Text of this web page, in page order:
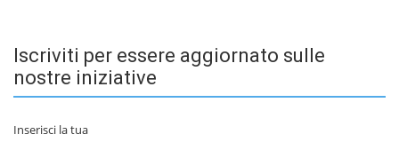
Iscriviti per essere aggiornato sulle
nostre iniziative
Inserisci la tua